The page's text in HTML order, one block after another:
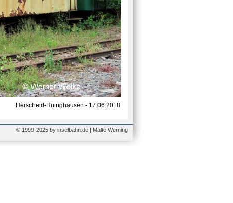
Herscheid-Hüinghausen - 17.06.2018
© 1999-2025 by inselbahn.de | Malte Werning